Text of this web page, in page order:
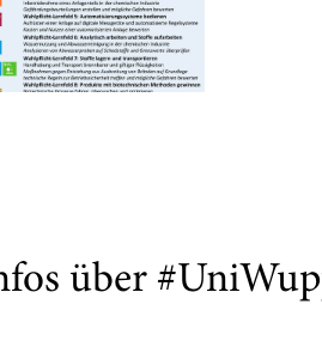
über